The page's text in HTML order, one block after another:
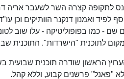
לתקופה קצרה השר לשעבר אריה
לפיד ואמנון דנקנר הוותיקים וכן
שם - כמו בפופוליטיקה - עלו שוב
הראשון שודרה תוכנית שבועית
"פאנל" פרשנים קבוע, וללא קהל.